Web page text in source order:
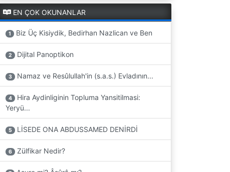
EN ÇOK OKUNANLAR
1 Biz Üç Kisiydik, Bedirhan Nazlican ve Ben
2 Dijital Panoptikon
3 Namaz ve Resûlullah'in (s.a.s.) Evladının...
4
Hira Aydinliginin Topluma Yansitilmasi:
Yeryü...
5 LİSEDE ONA ABDUSSAMED DENİRDİ
6 Zülfikar Nedir?